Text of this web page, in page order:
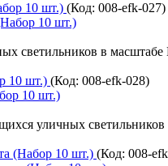
10 шт.) (Код: 008-efk-027)
светильников в
10 шт.) (Код: 008-efk-028)
уличных
(Набор 10 шт.) (Код: 008-